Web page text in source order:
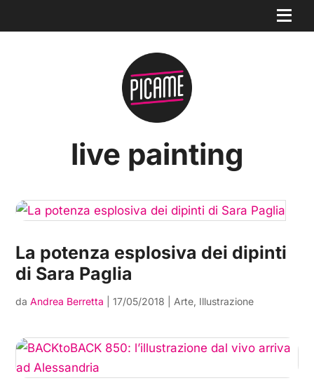
live painting
La potenza esplosiva dei dipinti
di Sara Paglia
daAndrea Berretta |17/05/2018 Arte, Illustrazione